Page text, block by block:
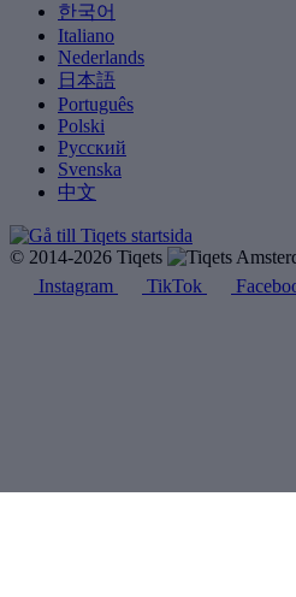
한국어
Italiano
Nederlands
日本語
Português
Polski
Русский
Svenska
中文
© 2014-2026 Tiqets
Instagram
TikTok